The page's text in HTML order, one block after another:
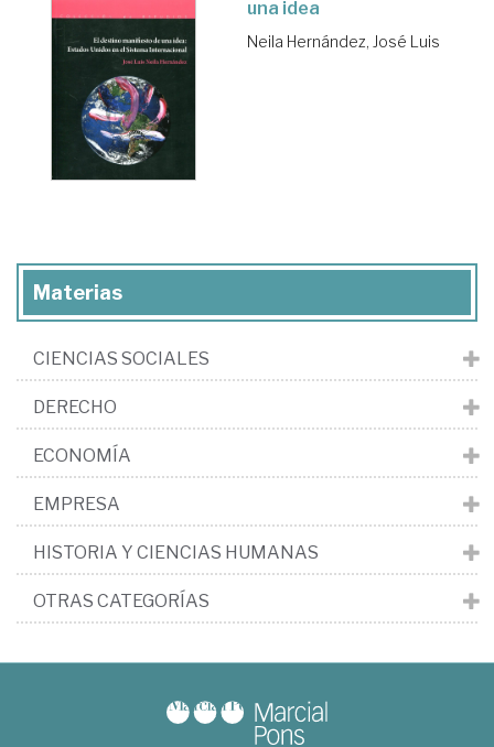
una idea
Neila Hernández, José Luis
Materias
CIENCIAS SOCIALES
DERECHO
ECONOMÍA
EMPRESA
HISTORIA Y CIENCIAS HUMANAS
OTRAS CATEGORÍAS